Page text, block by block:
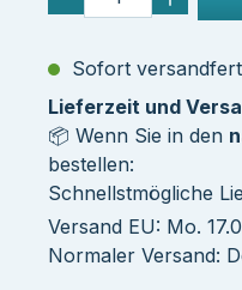
Sofort
Lieferzeit und
📦 Wenn Sie in den
bestellen:
Schnellstmögliche
Versand EU: Mo.
Normaler Versand: